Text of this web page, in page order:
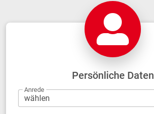
Persönliche Daten
Anrede